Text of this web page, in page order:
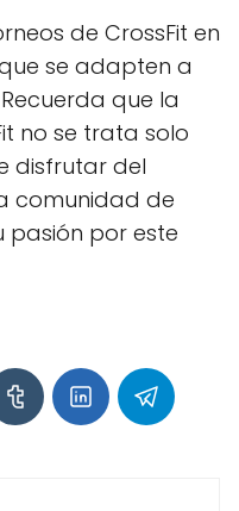
de CrossFit en
se adapten a
que la
no se trata solo
disfrutar del
comunidad de
por este